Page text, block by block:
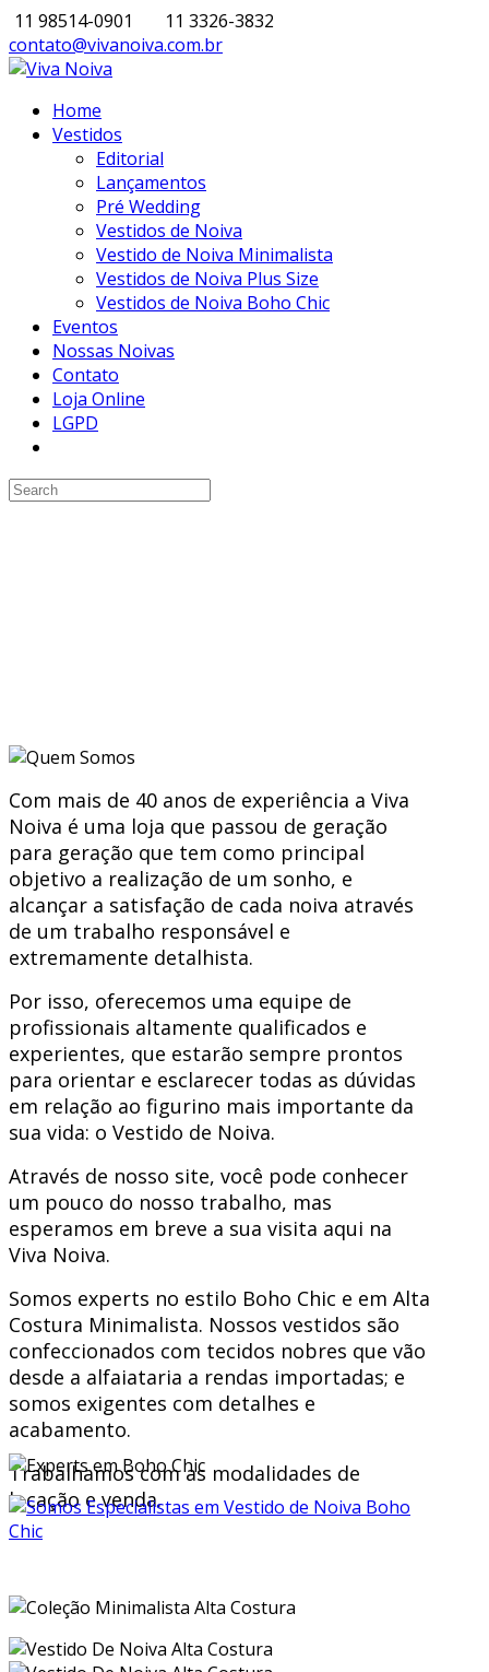
11 98514-0901
11 3326-3832
contato@vivanoiva.com.br
Home
Vestidos
Editorial
Lançamentos
Pré Wedding
Vestidos de Noiva
Vestido de Noiva Minimalista
Vestidos de Noiva Plus Size
Vestidos de Noiva Boho Chic
Eventos
Nossas Noivas
Contato
Loja Online
LGPD
Com mais de 40 anos de experiência a Viva
Noiva é uma loja que passou de geração
para geração que tem como principal
objetivo a realização de um sonho, e
alcançar a satisfação de cada noiva através
de um trabalho responsável e
extremamente detalhista.
Por isso, oferecemos uma equipe de
profissionais altamente qualificados e
experientes, que estarão sempre prontos
para orientar e esclarecer todas as dúvidas
em relação ao figurino mais importante da
sua vida: o Vestido de Noiva.
Através de nosso site, você pode conhecer
um pouco do nosso trabalho, mas
esperamos em breve a sua visita aqui na
Viva Noiva.
Somos experts no estilo Boho Chic e em Alta
Costura Minimalista. Nossos vestidos são
confeccionados com tecidos nobres que vão
desde a alfaiataria a rendas importadas; e
somos exigentes com detalhes e
acabamento.
Trabalhamos com as modalidades de
locação e venda.